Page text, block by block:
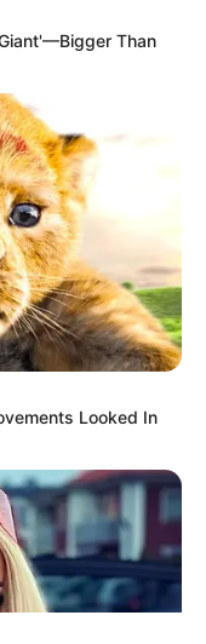
ΟΡΟΙ ΧΡΗΣΗΣ
Κουτσελίνη
Than
Looked In